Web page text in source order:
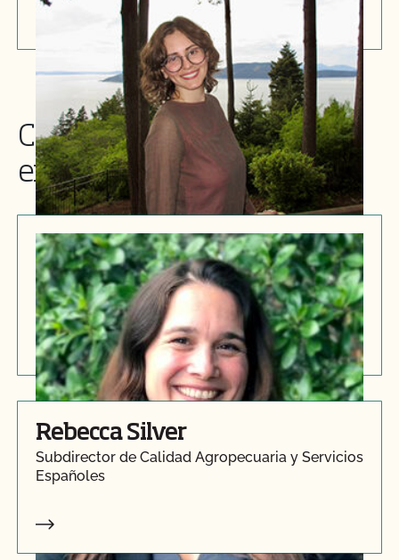
Certificación de
explotaciones
Renee Delaney
Director de Certificación de Explotaciones
Rebecca Silver
Subdirector de Calidad Agropecuaria y Servicios
Españoles